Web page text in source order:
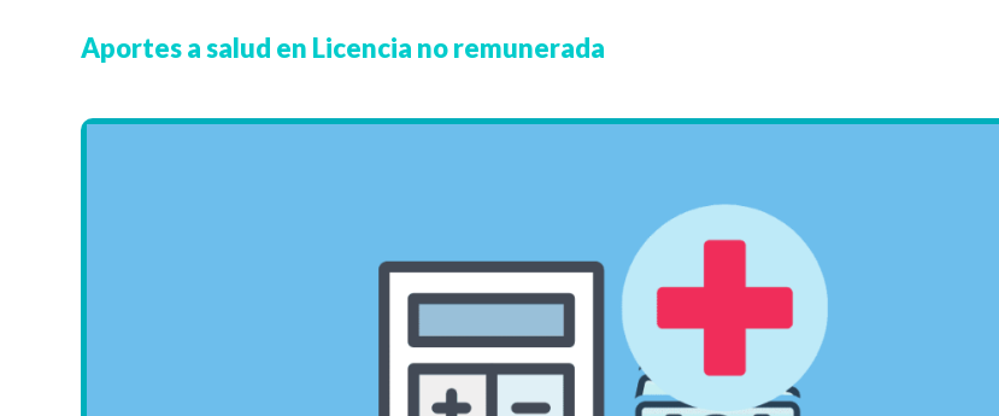
Aportes a salud en Licencia no remunerada